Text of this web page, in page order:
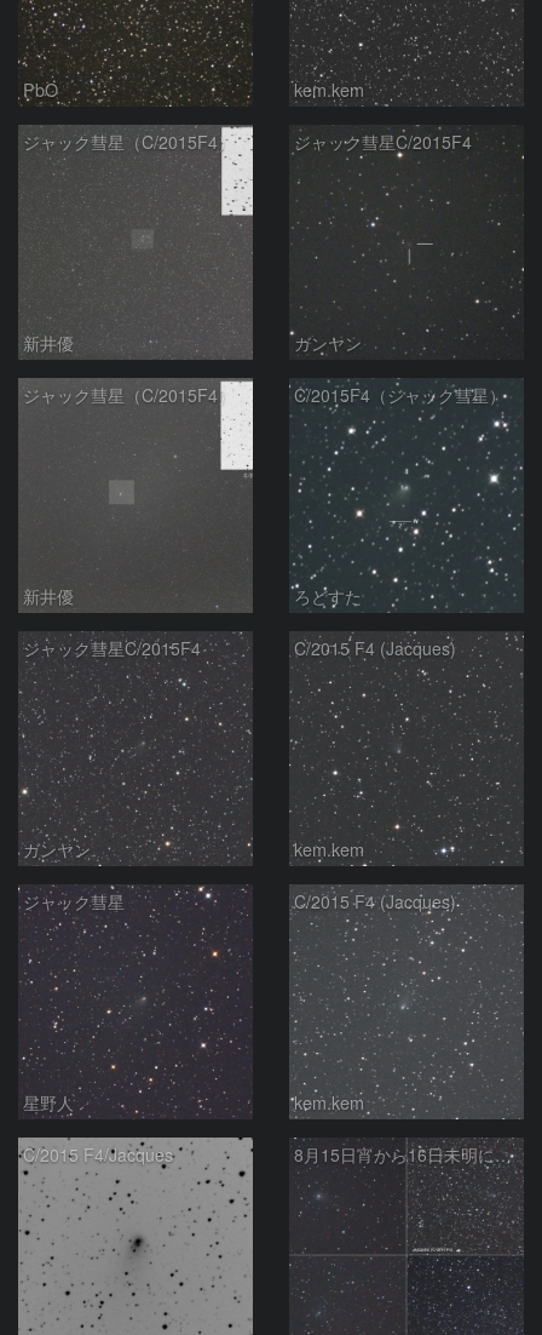
PbO kem.kem
ジャック彗星（C/2015F4）
新井優
ジャック彗星C/2015F4
ガンヤン
ジャック彗星（C/2015F4）
新井優
C/2015F4（ジャック彗星）
ろどすた
ジャック彗星C/2015F4
ガンヤン
C/2015 F4 (Jacques)
kem.kem
ジャック彗星
星野人
C/2015 F4 (Jacques)
kem.kem
C/2015 F4/Jacques 8月15日宵から16日未明にかけての4彗星